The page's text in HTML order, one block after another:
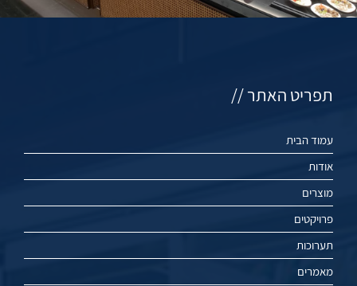
תפריט האתר //
עמוד הבית
אודות
מוצרים
פרויקטים
תערוכות
מאמרים